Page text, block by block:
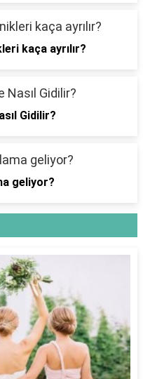
kaça ayrılır?
Gidilir?
geliyor?